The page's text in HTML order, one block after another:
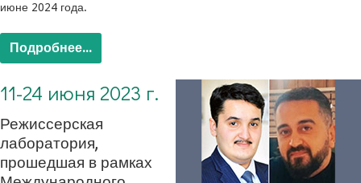
июне 2024 года.
Подробнее...
11-24 июня 2023 г.
Режиссерская
лаборатория,
прошедшая в рамках